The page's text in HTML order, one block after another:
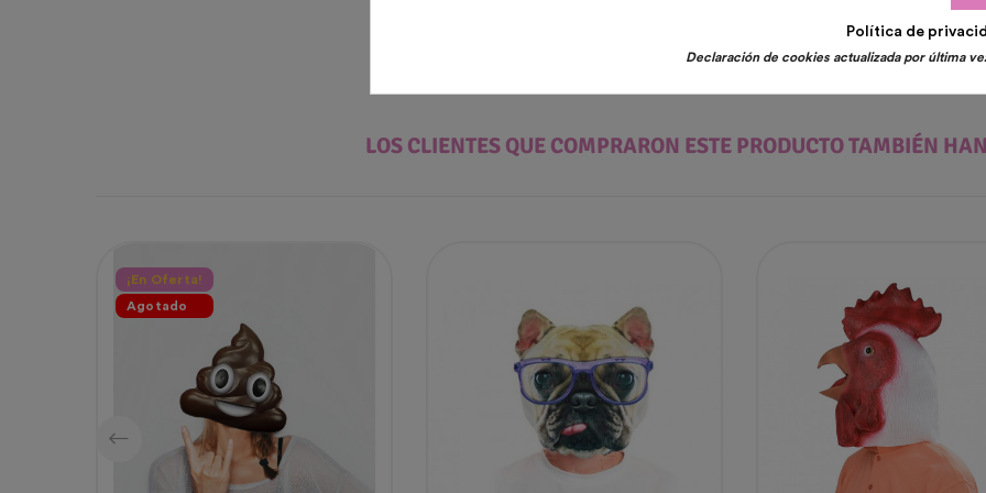
LOS CLIENTES QUE COMPRARON ESTE PRODUCTO TAMBIÉN
¡En Oferta!
Agotado
Política de
Declaración de cookies actualizada por última